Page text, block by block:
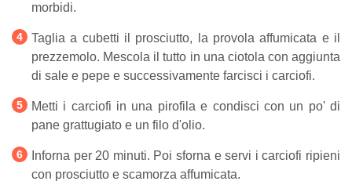
morbidi.
Taglia a cubetti il prosciutto, la provola affumicata e il
prezzemolo. Mescola il tutto in una ciotola con aggiunta
di sale e pepe e successivamente farcisci i carciofi.
Metti i carciofi in una pirofila e condisci con un po' di
pane grattugiato e un filo d'olio.
Inforna per 20 minuti. Poi sforna e servi i carciofi ripieni
con prosciutto e scamorza affumicata.